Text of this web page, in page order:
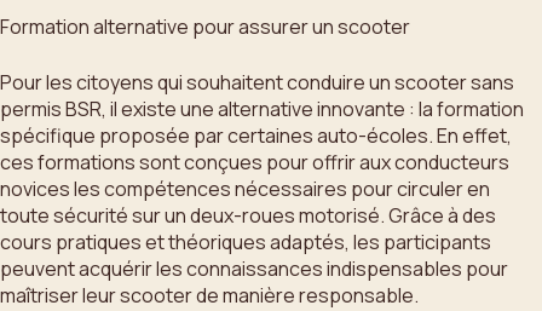
Formation alternative pour assurer un scooter
Pour les citoyens qui souhaitent conduire un scooter sans
permis BSR, il existe une alternative innovante : la formation
spécifique proposée par certaines auto-écoles. En effet,
ces formations sont conçues pour offrir aux conducteurs
novices les compétences nécessaires pour circuler en
toute sécurité sur un deux-roues motorisé. Grâce à des
cours pratiques et théoriques adaptés, les participants
peuvent acquérir les connaissances indispensables pour
maîtriser leur scooter de manière responsable.